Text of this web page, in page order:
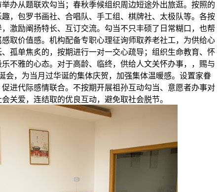
办从题联欢勾当；春秋季候组织周边短途外出旅逛。按照的
，包罗书画社、合唱队、手工组、棋牌社、太极队等。各按
激励阐扬特长、互订交流。勾当不只丰硕了日常糊口，也帮
取价值感。机构配备专职心理征询师取养老社工，为供给心
孤单焦炙的，按期进行一对一交心疏导；组织生命教育、怀
不雅的心态。对于高龄、临终，供给人文关怀办事，，赐与
会，为当月过华诞的集体庆贺，加强集体温暖感。设置家眷
进代际感情联合。不按期开展祖孙互动勾当、意愿者办事对
关爱，连结取的优良互动，避免取社会脱节。